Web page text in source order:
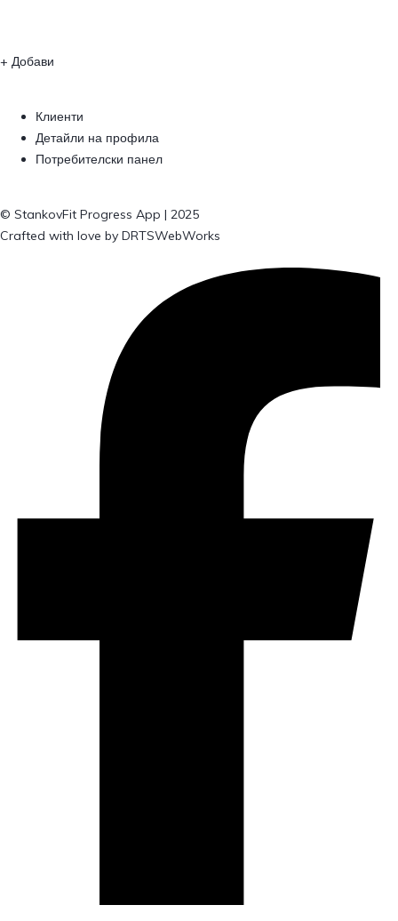
+ Добави
Клиенти
Детайли на профила
Потребителски панел
© StankovFit Progress App | 2025
Crafted with love by DRTSWebWorks